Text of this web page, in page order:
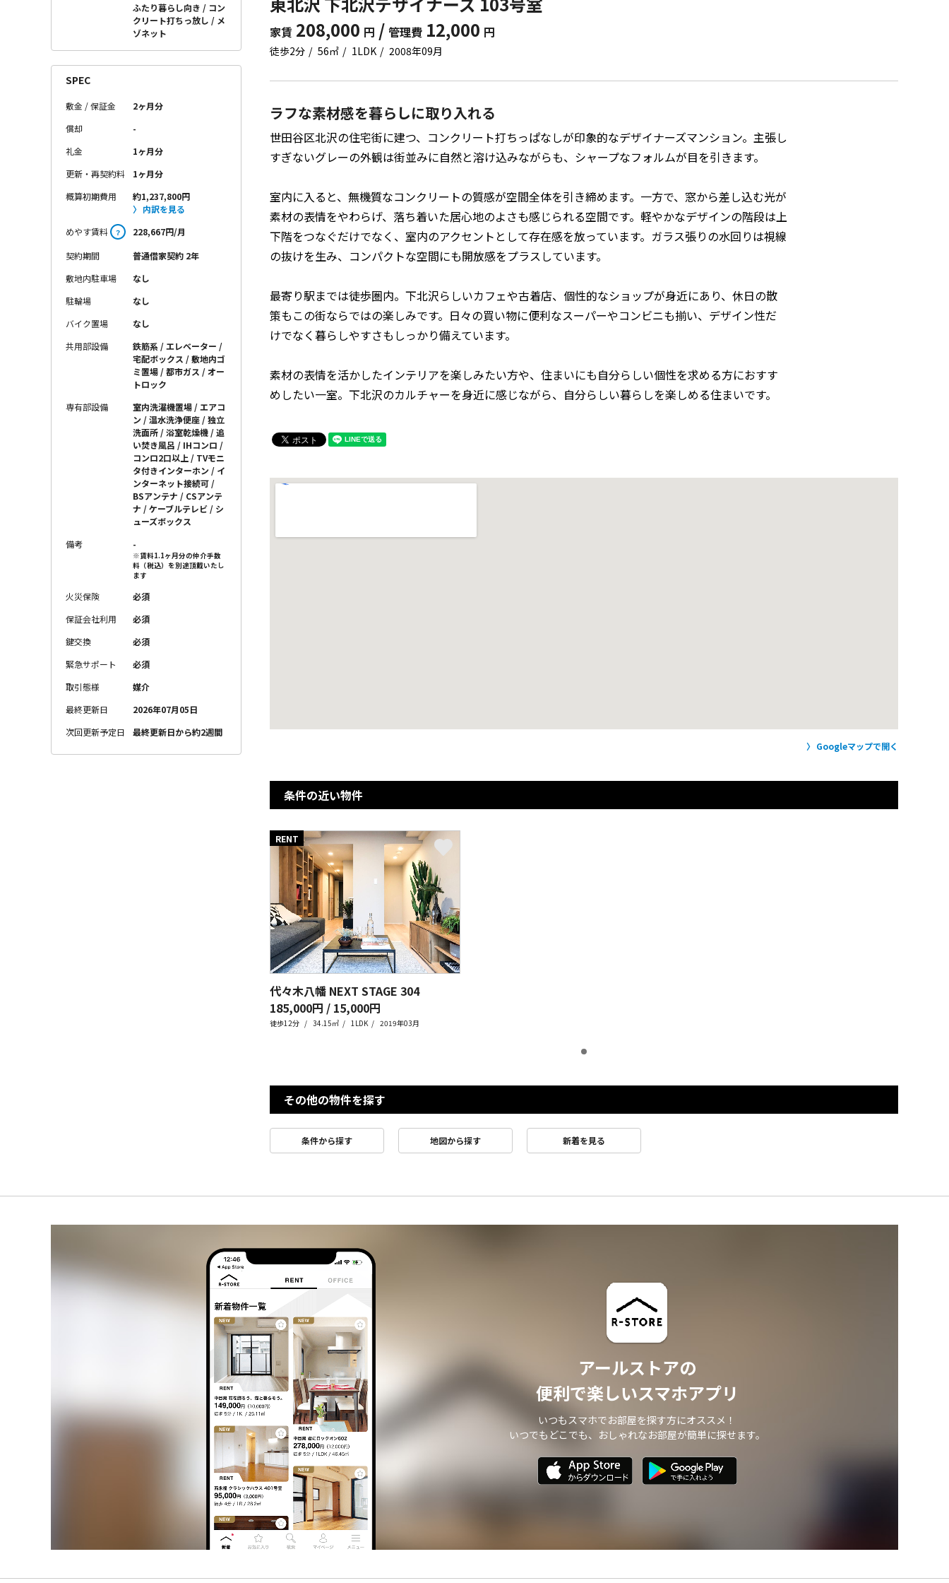
家賃 208,000 円 / 管理費 12,000 円
徒歩2分 56㎡ 1LDK 2008年09月
ラフな素材感を暮らしに取り入れる
世田谷区北沢の住宅街に建つ、コンクリート打ちっぱなしが印象的なデザイナーズマンション。主張し
すぎないグレーの外観は街並みに自然と溶け込みながらも、シャープなフォルムが目を引きます。
室内に入ると、無機質なコンクリートの質感が空間全体を引き締めます。一方で、窓から差し込む光が
素材の表情をやわらげ、落ち着いた居心地のよさも感じられる空間です。軽やかなデザインの階段は上
下階をつなぐだけでなく、室内のアクセントとして存在感を放っています。ガラス張りの水回りは視線
の抜けを生み、コンパクトな空間にも開放感をプラスしています。
最寄り駅までは徒歩圏内。下北沢らしいカフェや古着店、個性的なショップが身近にあり、休日の散
策もこの街ならではの楽しみです。日々の買い物に便利なスーパーやコンビニも揃い、デザイン性だ
けでなく暮らしやすさもしっかり備えています。
素材の表情を活かしたインテリアを楽しみたい方や、住まいにも自分らしい個性を求める方におすす
めしたい一室。下北沢のカルチャーを身近に感じながら、自分らしい暮らしを楽しめる住まいです。
ふたり暮らし向き
コン
クリート打ちっ放し
メ
ゾネット
SPEC
敷金 / 保証金
2ヶ月分
償却
-
礼金
1ヶ月分
更新・再契約料
1ヶ月分
概算初期費用
約1,237,800円
内訳を見る
めやす賃料
？ 228,667円/月
契約期間
普通借家契約 2年
敷地内駐車場
なし
駐輪場
なし
バイク置場
なし
共用部設備
鉄筋系 / エレベーター /
宅配ボックス / 敷地内ゴ
ミ置場 / 都市ガス / オー
トロック
専有部設備
室内洗濯機置場 / エアコ
ン / 温水洗浄便座 / 独立
洗面所 / 浴室乾燥機 / 追
い焚き風呂 / IHコンロ /
コンロ2口以上 / TVモニ
タ付きインターホン / イ
ンターネット接続可 /
BSアンテナ / CSアンテ
ナ / ケーブルテレビ / シ
ューズボックス
備考
-
※賃料1.1ヶ月分の仲介手数
料（税込）を別途頂戴いたし
ます
火災保険
必須
保証会社利用
必須
鍵交換
必須
緊急サポート
必須
取引態様
媒介
最終更新日
2026年07月05日
次回更新予定日
最終更新日から約2週間
Googleマップで開く
条件の近い物件
RENT
代々木八幡 NEXT STAGE 304
185,000円 / 15,000円
徒歩12分 34.15㎡ 1LDK 2019年03月
その他の物件を探す
条件から探す 地図から探す 新着を見る
アールストアの
便利で楽しいスマホアプリ
いつもスマホでお部屋を探す方にオススメ！
いつでもどこでも、おしゃれなお部屋が簡単に探せます。